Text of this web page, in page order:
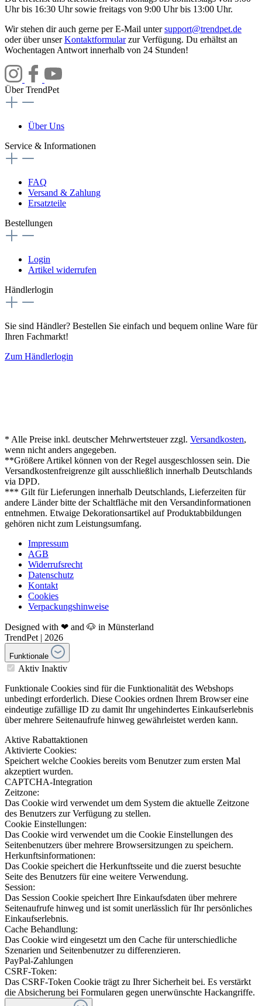
Uhr bis 16:30 Uhr sowie freitags von 9:00 Uhr bis 13:00 Uhr.
Wir stehen dir auch gerne per E-Mail untersupport@trendpet.de
oder über unserKontaktformularzur Verfügung. Du erhältst an
Wochentagen Antwort innerhalb von 24 Stunden!
Über TrendPet
Über Uns
Service & Informationen
FAQ
Versand & Zahlung
Ersatzteile
Bestellungen
Login
Artikel widerrufen
Händlerlogin
Sie sind Händler? Bestellen Sie einfach und bequem online Ware für
Ihren Fachmarkt!
Zum Händlerlogin
* Alle Preise inkl. deutscher Mehrwertsteuer zzgl. Versandkosten,
wenn nicht anders angegeben.
**Größere Artikel können von der Regel ausgeschlossen sein. Die
Versandkostenfreigrenze gilt ausschließlich innerhalb Deutschlands
via DPD.
*** Gilt für Lieferungen innerhalb Deutschlands, Lieferzeiten für
andere Länder bitte der Schaltfläche mit den Versandinformationen
entnehmen. Etwaige Dekorationsartikel auf Produktabbildungen
gehören nicht zum Leistungsumfang.
Impressum
AGB
Widerrufsrecht
Datenschutz
Kontakt
Cookies
Verpackungshinweise
Designed with ❤ and 🐶 in Münsterland
TrendPet | 2026
Funktionale
Aktiv Inaktiv
Funktionale Cookies sind für die Funktionalität des Webshops
unbedingt erforderlich. Diese Cookies ordnen Ihrem Browser eine
eindeutige zufällige ID zu damit Ihr ungehindertes Einkaufserlebnis
über mehrere Seitenaufrufe hinweg gewährleistet werden kann.
Aktive Rabattaktionen
Aktivierte Cookies:
Speichert welche Cookies bereits vom Benutzer zum ersten Mal
akzeptiert wurden.
CAPTCHA-Integration
Zeitzone:
Das Cookie wird verwendet um dem System die aktuelle Zeitzone
des Benutzers zur Verfügung zu stellen.
Cookie Einstellungen:
Das Cookie wird verwendet um die Cookie Einstellungen des
Seitenbenutzers über mehrere Browsersitzungen zu speichern.
Herkunftsinformationen:
Das Cookie speichert die Herkunftsseite und die zuerst besuchte
Seite des Benutzers für eine weitere Verwendung.
Session:
Das Session Cookie speichert Ihre Einkaufsdaten über mehrere
Seitenaufrufe hinweg und ist somit unerlässlich für Ihr persönliches
Einkaufserlebnis.
Cache Behandlung:
Das Cookie wird eingesetzt um den Cache für unterschiedliche
Szenarien und Seitenbenutzer zu differenzieren.
PayPal-Zahlungen
CSRF-Token:
Das CSRF-Token Cookie trägt zu Ihrer Sicherheit bei. Es verstärkt
die Absicherung bei Formularen gegen unerwünschte Hackangriffe.